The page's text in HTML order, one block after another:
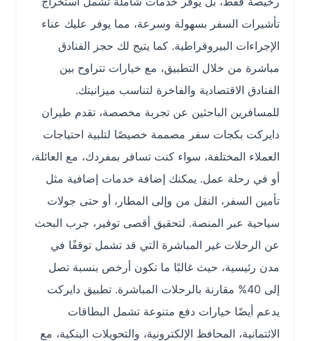
تأشيرات السفر بسهولة وسرعة، مما يوفر عليك عناء
الإجراءات البيروقراطية. كما يتيح لك حجز الفنادق
مباشرة من خلال التطبيق، مع خيارات تتراوح بين
الفنادق الاقتصادية والفاخرة لتناسب ميزانيتك.
للمسافرين الباحثين عن تجربة مخصصة، تقدم طيران
دايركت بكجات سفر مصممة خصيصًا لتلبية احتياجات
العملاء المختلفة، سواء كنت تسافر بمفردك، مع العائلة،
أو في رحلة عمل. يمكنك إضافة خدمات إضافية مثل
تأمين السفر، النقل من وإلى المطار، أو حتى جولات
سياحية عبر المنصة. لتحقيق أقصى توفير، جرب البحث
عن الرحلات غير المباشرة التي قد تشمل توقفًا في
مدن رئيسية، حيث غالبًا ما تكون أرخص بنسبة تصل
إلى 40% مقارنة بالرحلات المباشرة. تطبيق دايركت
يدعم أيضًا خيارات دفع متنوعة تشمل البطاقات
الائتمانية، المحافظ الإلكترونية، والتحويلات البنكية، مع